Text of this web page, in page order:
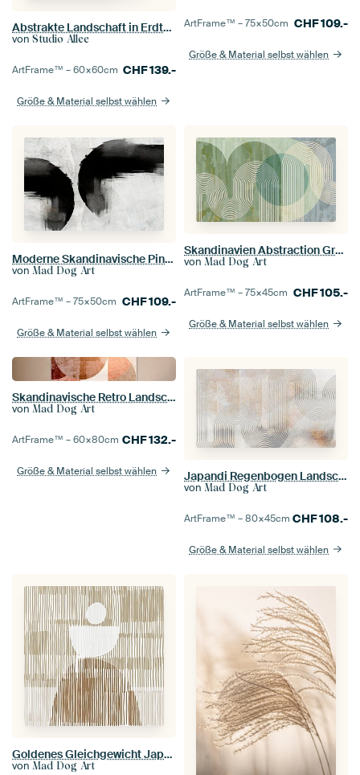
Abstrakte Landschaft in Erdtönen
von Studio Allee
ArtFrame™ –60×60cm CHF139.-
Größe & Material selbst wählen
ArtFrame™ –75×50cm CHF109.-
Größe & Material selbst wählen
Moderne Skandinavische Pinselstrich Abstraktion
von Mad Dog Art
ArtFrame™ –75×50cm CHF109.-
Größe & Material selbst wählen
Skandinavien Abstraction Grün Creme
von Mad Dog Art
ArtFrame™ –75×45cm CHF105.-
Größe & Material selbst wählen
Skandinavische Retro Landschaft Bronze Beige
von Mad Dog Art
ArtFrame™ –60×80cm CHF132.-
Größe & Material selbst wählen Japandi Regenbogen Landschaft
von Mad Dog Art
ArtFrame™ –80×45cm CHF108.-
Größe & Material selbst wählen
Goldenes Gleichgewicht Japandi Abstrakt
von Mad Dog Art